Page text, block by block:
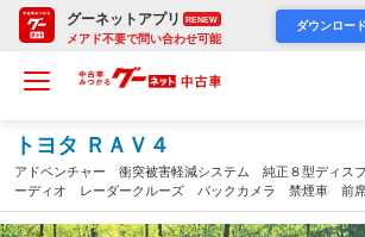
グーネットアプリ RENEW
メアド不要で問い合わせ可能
ダウンロード
トヨタ ＲＡＶ４
アドベンチャー 衝突被害軽減システム 純正８型ディス
ーディオ レーダークルーズ バックカメラ 禁煙車 前
エアコン パワーシート ドラレコ コーナーセンサー
キー ルーフレール ＥＴＣ（三重県）